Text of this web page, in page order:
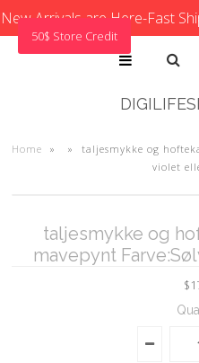
New Arrivals are Here-Fast
Home » »
taljesmykke og
violet
taljesmykke og
mavepynt
50$ Store Credit